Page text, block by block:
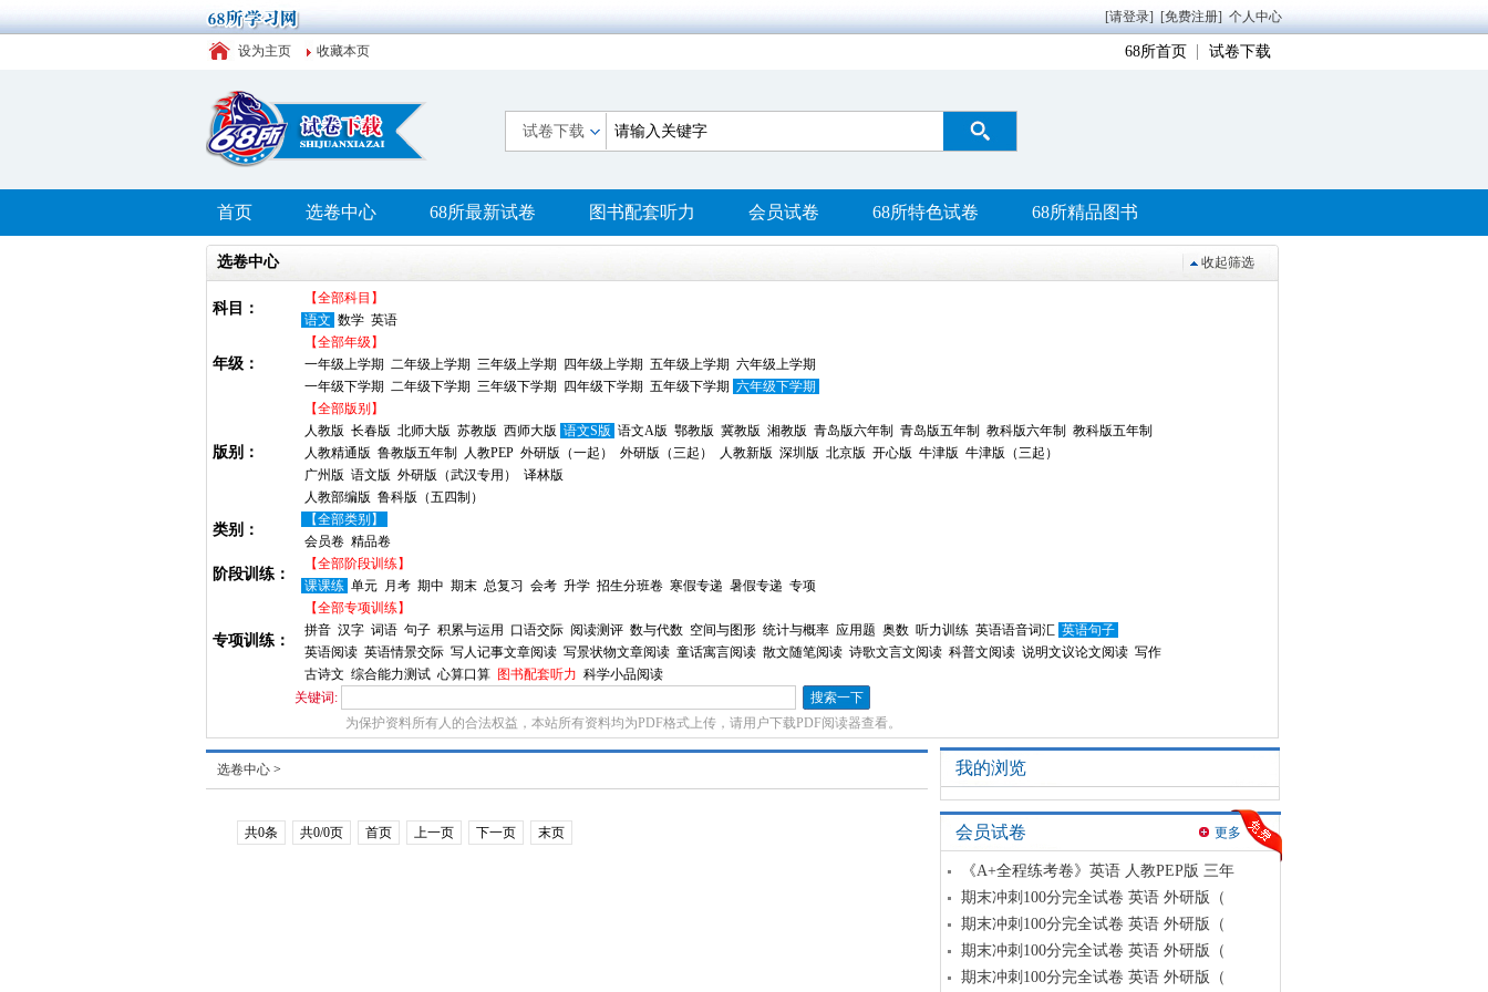
[请登录] [免费注册] 个人中心
设为主页 收藏本页 试卷下载
68所首页
试卷下载
首页 选卷中心 68所最新试卷 图书配套听力 会员试卷 68所特色试卷 68所精品图书
收起筛选
选卷中心
科目：
【全部科目】
语文 数学 英语
年级：
【全部年级】
一年级上学期 二年级上学期 三年级上学期 四年级上学期 五年级上学期 六年级上学期
一年级下学期 二年级下学期 三年级下学期 四年级下学期 五年级下学期 六年级下学期
版别：
【全部版别】
人教版 长春版 北师大版 苏教版 西师大版 语文S版 语文A版 鄂教版 冀教版 湘教版 青岛版六年制 青岛版五年制 教科版六年制
教科版五年制
人教精通版 鲁教版五年制 人教PEP 外研版（一起） 外研版（三起） 人教新版 深圳版 北京版 开心版 牛津版 牛津版（三起）
广州版 语文版 外研版（武汉专用）
译林版
人教部编版 鲁科版（五四制）
类别：
【全部类别】
会员卷 精品卷
阶段训练：
【全部阶段训练】
课课练 单元 月考 期中 期末 总复习 会考 升学 招生分班卷 寒假专递 暑假专递 专项
专项训练：
【全部专项训练】
拼音 汉字 词语 句子 积累与运用 口语交际 阅读测评 数与代数 空间与图形 统计与概率 应用题 奥数 听力训练 英语语音词汇 英语句子
英语阅读 英语情景交际 写人记事文章阅读 写景状物文章阅读 童话寓言阅读 散文随笔阅读 诗歌文言文阅读 科普文阅读 说明文议论文阅读 写作
古诗文 综合能力测试 心算口算 图书配套听力 科学小品阅读
关键词:
为保护资料所有人的合法权益，本站所有资料均为PDF格式上传，请用户下载PDF阅读器查看。
选卷中心 >
共0条 共0/0页 首页 上一页 下一页 末页
我的浏览
更多
会员试卷
《A+全程练考卷》英语 人教PEP版 三年
期末冲刺100分完全试卷 英语 外研版（
期末冲刺100分完全试卷 英语 外研版（
期末冲刺100分完全试卷 英语 外研版（
期末冲刺100分完全试卷 英语 外研版（